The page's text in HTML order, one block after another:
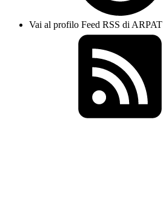
Vai al profilo Feed RSS di ARPAT